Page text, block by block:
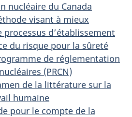
nucléaire du Canada
visant à mieux
processus d’établissement
du risque pour la sûreté
de réglementation
(PRCN)
de la littérature sur la
humaine
pour le compte de la